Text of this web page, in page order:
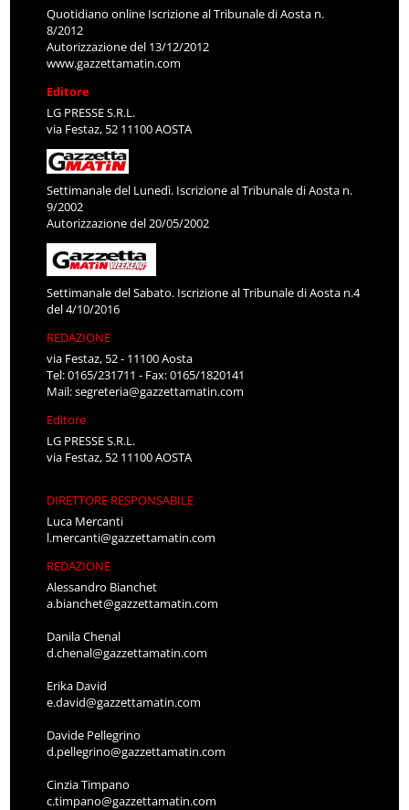
Quotidiano online Iscrizione al Tribunale di Aosta n.
8/2012
Autorizzazione del 13/12/2012
www.gazzettamatin.com
Editore
LG PRESSE S.R.L.
via Festaz, 52 11100 AOSTA
Settimanale del Lunedì. Iscrizione al Tribunale di Aosta n.
9/2002
Autorizzazione del 20/05/2002
Settimanale del Sabato. Iscrizione al Tribunale di Aosta n.4
del 4/10/2016
REDAZIONE
via Festaz, 52 - 11100 Aosta
Tel: 0165/231711 - Fax: 0165/1820141
Mail:segreteria@gazzettamatin.com
Editore
LG PRESSE S.R.L.
via Festaz, 52 11100 AOSTA
DIRETTORE RESPONSABILE
Luca Mercanti
l.mercanti@gazzettamatin.com
REDAZIONE
Alessandro Bianchet
a.bianchet@gazzettamatin.com
Danila Chenal
d.chenal@gazzettamatin.com
Erika David
e.david@gazzettamatin.com
Davide Pellegrino
d.pellegrino@gazzettamatin.com
Cinzia Timpano
c.timpano@gazzettamatin.com